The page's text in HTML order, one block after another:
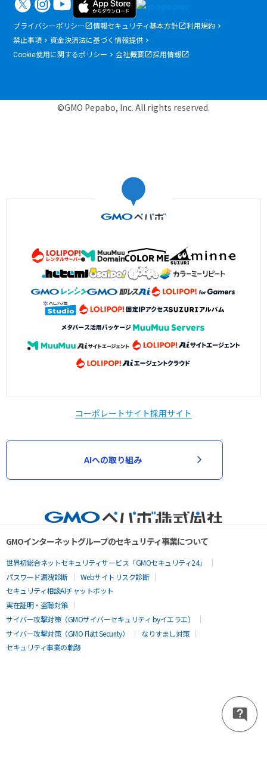
プライバシーポリシー 情報セキュリティ基本方針
利用規約
禁止事項
資金決済法に基づく情報提供
Cookie使用に関するポリシー
会社概要 採用情報
©GMO Pepabo, Inc. All rights reserved.
コーポレートサイト採用サイト
AIへの取り組み
GMOインターネットグループのセキュリティ事業について
世界初総合ネットセキュリティサービス「GMOセキュリティ24」
パスワード漏洩診断
Webサイトリスク診断
セキュリティ相談AIチャットボット
実在証明・盗聴対策
サイバー攻撃対策（GMOサイバーセキュリティ byイエラエ）
サイバー攻撃対策（GMO Flatt Security）
なりすまし対策
セキュリティ事業の軌跡